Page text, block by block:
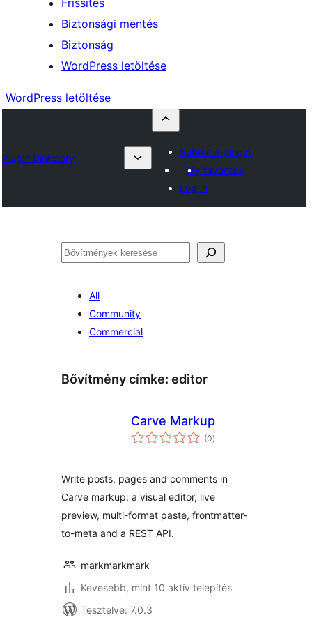
Frissítés
Biztonsági mentés
Biztonság
WordPress letöltése
WordPress letöltése
Plugin Directory
Submit a plugin
My favorites
Log in
Keresés
All
Community
Commercial
Bővítmény címke: editor
Carve Markup
(0értékelés
összesen
)
Write posts, pages and comments in
Carve markup: a visual editor, live
preview, multi-format paste, frontmatter-
to-meta and a REST API.
markmarkmark
Kevesebb, mint 10 aktív telepítés
Tesztelve: 7.0.3